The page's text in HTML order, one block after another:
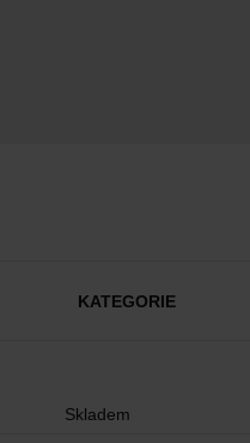
KATEGORIE
Skladem